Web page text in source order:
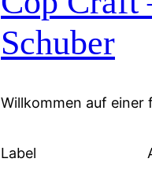
Schuber
Willkommen auf einer
Label